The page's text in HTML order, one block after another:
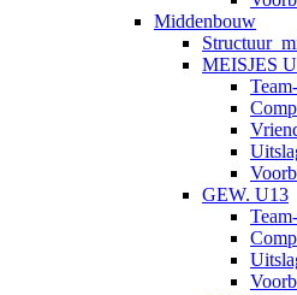
Middenbouw
MEISJES
GEW. U13